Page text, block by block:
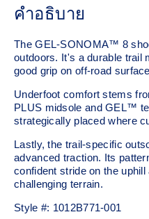
คำอธิบาย
The GEL-SONOMA™ 8
outdoors. It's a durable trail
good grip on off-road
Underfoot comfort stems
PLUS midsole and GEL™
strategically placed where
Lastly, the trail-specific
advanced traction. Its
confident stride on the
challenging terrain.
Style #: 1012B771-001